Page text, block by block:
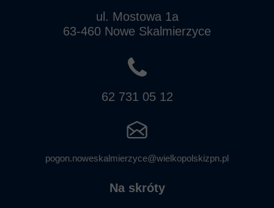
Na skróty
ul. Mostowa 1a
63-460 Nowe Skalmierzyce
pogon.noweskalmierzyce@wielkopolskizpn.pl
62 731 05 12